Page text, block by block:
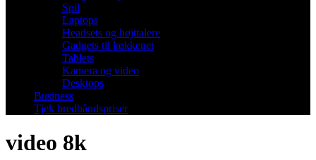
Spil
Laptops
Headsets og højttalere
Gadgets til køkkenet
Tablets
Kamera og video
Desktops
Business
Tjek bredbåndspriser
video 8k